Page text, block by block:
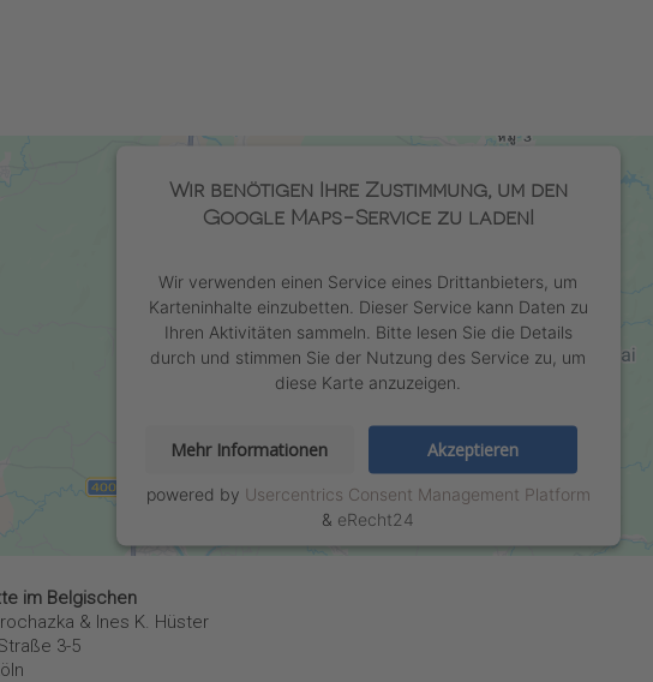
Wir benötigen Ihre Zustimmung, um den
Google Maps-Service zu laden!
Wir verwenden einen Service eines Drittanbieters, um
Karteninhalte einzubetten. Dieser Service kann Daten zu
Ihren Aktivitäten sammeln. Bitte lesen Sie die Details
durch und stimmen Sie der Nutzung des Service zu, um
diese Karte anzuzeigen.
Mehr Informationen Akzeptieren
powered by Usercentrics Consent Management Platform
& eRecht24
im Belgischen
& Ines K. Hüster
3-5